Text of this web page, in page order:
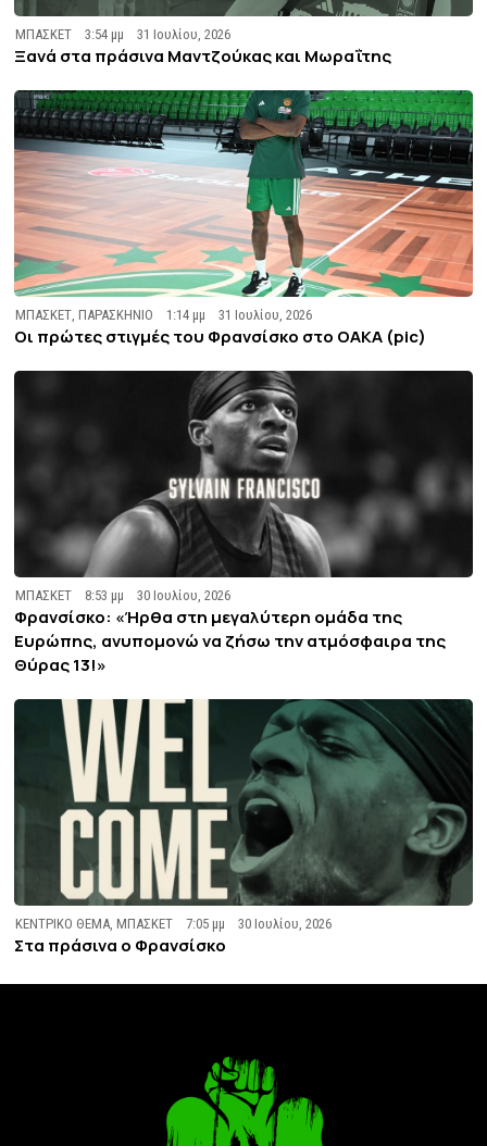
ΜΠΑΣΚΕΤ 3:54 μμ 31 Ιουλίου, 2026
Ξανά στα πράσινα Μαντζούκας και Μωραΐτης
ΜΠΑΣΚΕΤ,ΠΑΡΑΣΚΗΝΙΟ 1:14 μμ 31 Ιουλίου, 2026
Οι πρώτες στιγμές του Φρανσίσκο στο ΟΑΚΑ (pic)
ΜΠΑΣΚΕΤ 8:53 μμ 30 Ιουλίου, 2026
Φρανσίσκο: «Ήρθα στη μεγαλύτερη ομάδα της
Ευρώπης, ανυπομονώ να ζήσω την ατμόσφαιρα της
Θύρας 13!»
ΚΕΝΤΡΙΚΟ ΘΕΜΑ,ΜΠΑΣΚΕΤ 7:05 μμ 30 Ιουλίου, 2026
Στα πράσινα ο Φρανσίσκο